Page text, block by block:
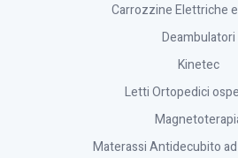
Carrozzine Elettriche
Deambulatori
Kinetec
Letti Ortopedici
Materassi Antidecubito